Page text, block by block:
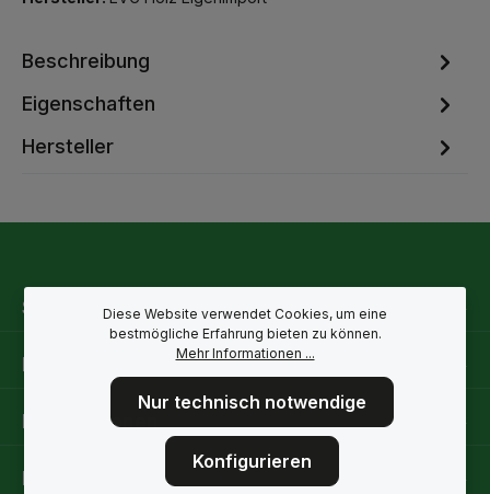
Beschreibung
Eigenschaften
Hersteller
Service-Hotline
Rechtliche Hinweise
Informationen
Folge uns
Diese Website verwendet Cookies, um eine
bestmögliche Erfahrung bieten zu können.
Mehr Informationen ...
Nur technisch notwendige
Konfigurieren